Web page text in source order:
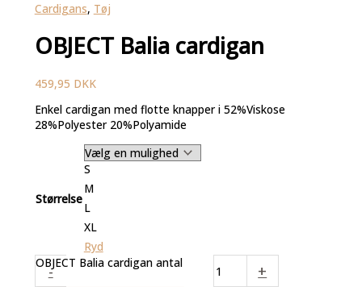
Cardigans, Tøj
OBJECT Balia cardigan
459,95 DKK
Enkel cardigan med flotte knapper i 52%Viskose
28%Polyester 20%Polyamide
Størrelse
S
M
L
XL
Ryd
-
OBJECT Balia cardigan antal +